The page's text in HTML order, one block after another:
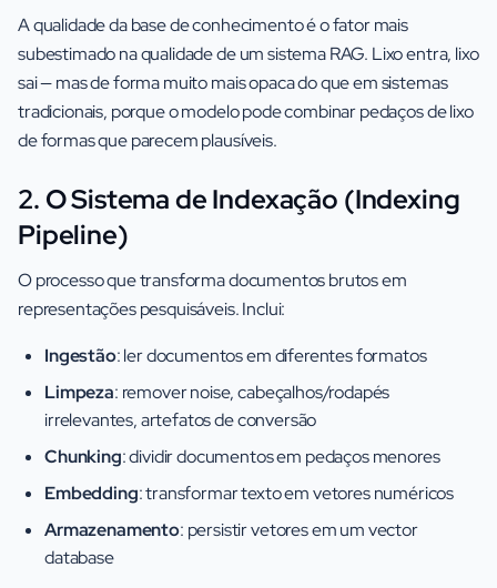
A qualidade da base de conhecimento é o fator mais
subestimado na qualidade de um sistema RAG. Lixo entra, lixo
sai — mas de forma muito mais opaca do que em sistemas
tradicionais, porque o modelo pode combinar pedaços de lixo
de formas que parecem plausíveis.
2. O Sistema de Indexação (Indexing
Pipeline)
O processo que transforma documentos brutos em
representações pesquisáveis. Inclui:
Ingestão: ler documentos em diferentes formatos
Limpeza: remover noise, cabeçalhos/rodapés
irrelevantes, artefatos de conversão
Chunking: dividir documentos em pedaços menores
Embedding: transformar texto em vetores numéricos
Armazenamento: persistir vetores em um vector
database